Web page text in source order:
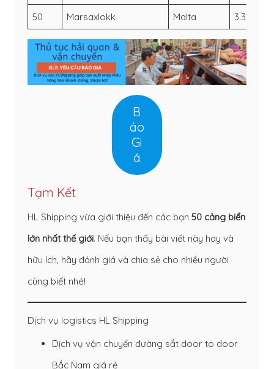
50 Marsaxlokk Malta 3.31
B
áo
Gi
á
Tạm Kết
HL Shipping vừa giới thiệu đến các bạn 50 cảng biển
lớn nhất thế giới. Nếu bạn thấy bài viết này hay và
hữu ích, hãy đánh giá và chia sẻ cho nhiều người
cùng biết nhé!
Dịch vụ logistics HL Shipping
Dịch vụ vận chuyển đường sắt door to door
Bắc Nam giá rẻ